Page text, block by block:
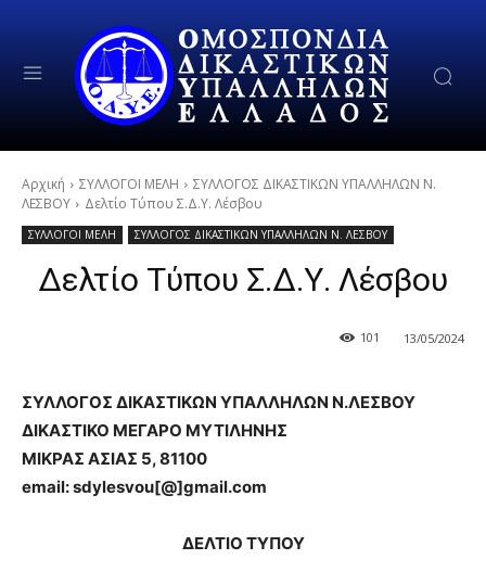
Αρχική ΣΥΛΛΟΓΟΙ ΜΕΛΗ
ΣΥΛΛΟΓΟΣ ΔΙΚΑΣΤΙΚΩΝ ΥΠΑΛΛΗΛΩΝ Ν.
ΛΕΣΒΟΥ
Δελτίο Τύπου Σ.Δ.Υ. Λέσβου
ΣΥΛΛΟΓΟΙ ΜΕΛΗ ΣΥΛΛΟΓΟΣ ΔΙΚΑΣΤΙΚΩΝ ΥΠΑΛΛΗΛΩΝ Ν. ΛΕΣΒΟΥ
Δελτίο Τύπου Σ.Δ.Υ. Λέσβου
101 13/05/2024
ΣΥΛΛΟΓΟΣ ΔΙΚΑΣΤΙΚΩΝ ΥΠΑΛΛΗΛΩΝ Ν.ΛΕΣΒΟΥ
ΔΙΚΑΣΤΙΚΟ ΜΕΓΑΡΟ ΜΥΤΙΛΗΝΗΣ
ΜΙΚΡΑΣ ΑΣΙΑΣ 5, 81100
email: sdylesvou[@]gmail.com
ΔΕΛΤΙΟ ΤΥΠΟΥ